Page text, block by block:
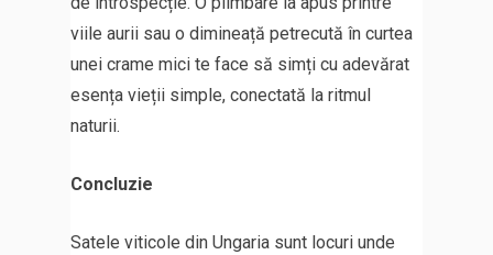
viile aurii sau o dimineață petrecută în curtea
unei crame mici te face să simți cu adevărat
esența vieții simple, conectată la ritmul
naturii.
Concluzie
Satele viticole din Ungaria sunt locuri unde